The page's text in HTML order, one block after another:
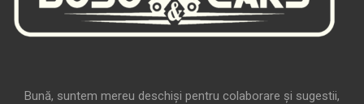
Bună, suntem mereu deschiși pentru colaborare și sugestii,